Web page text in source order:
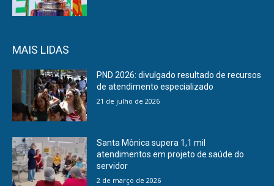
MAIS LIDAS
PND 2026: divulgado resultado de recursos
de atendimento especializado
21 de julho de 2026
Santa Mônica supera 1,1 mil
atendimentos em projeto de saúde do
servidor
2 de março de 2026